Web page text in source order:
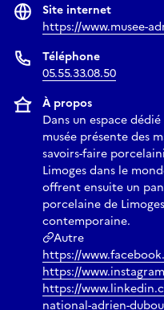
Site internet
https://www.musee-
Téléphone
05.55.33.08.50
À propos
Dans un espace
musée présente des
savoirs-faire
Limoges dans le
offrent ensuite un
porcelaine de
contemporaine.
Autre
https://
https://
https://
national-adrien-